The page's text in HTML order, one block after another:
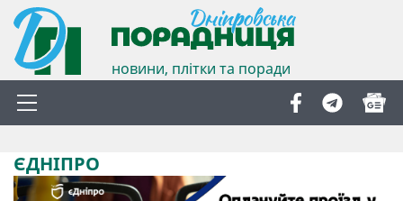
новини, плітки та поради
ЄДНІПРО